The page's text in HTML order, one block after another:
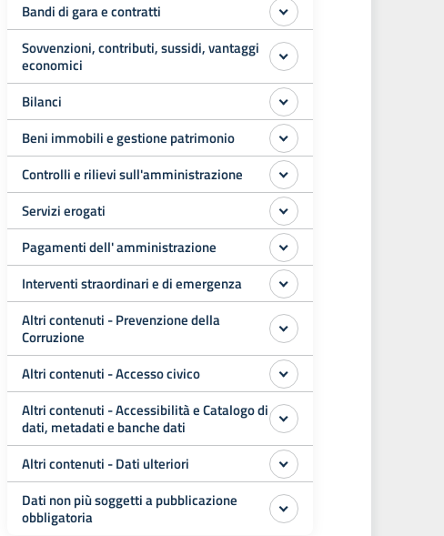
Bandi di gara e contratti
Sovvenzioni, contributi, sussidi, vantaggi
economici
Bilanci
Beni immobili e gestione patrimonio
Controlli e rilievi sull'amministrazione
Servizi erogati
Pagamenti dell' amministrazione
Interventi straordinari e di emergenza
Altri contenuti - Prevenzione della
Corruzione
Altri contenuti - Accesso civico
Altri contenuti - Accessibilità e Catalogo di
dati, metadati e banche dati
Altri contenuti - Dati ulteriori
Dati non più soggetti a pubblicazione
obbligatoria